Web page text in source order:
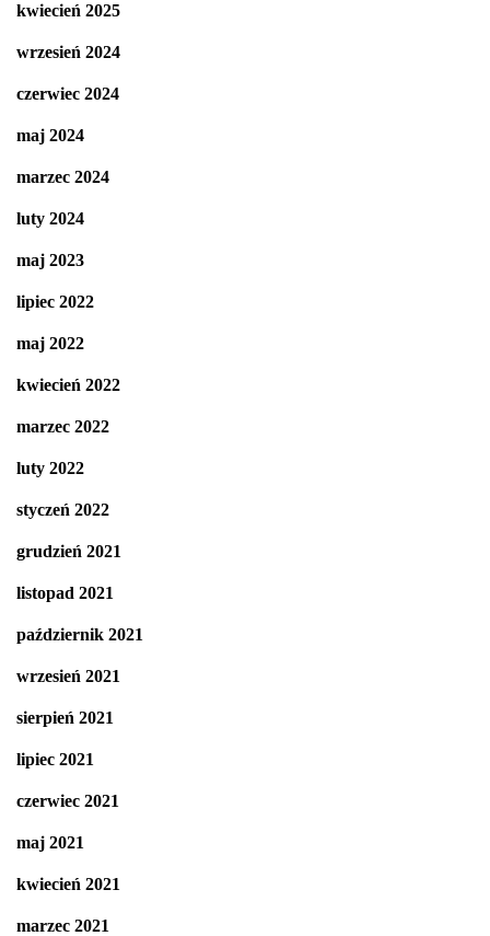
kwiecień 2025
wrzesień 2024
czerwiec 2024
maj 2024
marzec 2024
luty 2024
maj 2023
lipiec 2022
maj 2022
kwiecień 2022
marzec 2022
luty 2022
styczeń 2022
grudzień 2021
listopad 2021
październik 2021
wrzesień 2021
sierpień 2021
lipiec 2021
czerwiec 2021
maj 2021
kwiecień 2021
marzec 2021